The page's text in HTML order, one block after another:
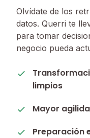
Olvídate de los
datos. Querri te
para tomar
negocio pueda
limpios
Mayor
Preparación